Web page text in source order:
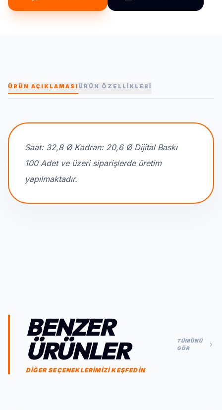
ÜRÜN AÇIKLAMASI ÜRÜN ÖZELLİKLERİ
Saat: 32,8 Ø Kadran: 20,6 Ø Dijital Baskı
100 Adet ve üzeri siparişlerde üretim
yapılmaktadır.
BENZER
ÜRÜNLER
DİĞER SEÇENEKLERİMİZİ KEŞFEDİN
TÜMÜNÜ
GÖR